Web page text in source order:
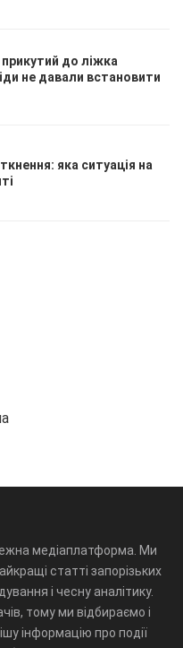
до ліжка
не давали встановити
яка ситуація на
медіаплатформа. Ми
статті запорізьких
і чесну аналітику.
тому ми відбираємо і
інформацію про події